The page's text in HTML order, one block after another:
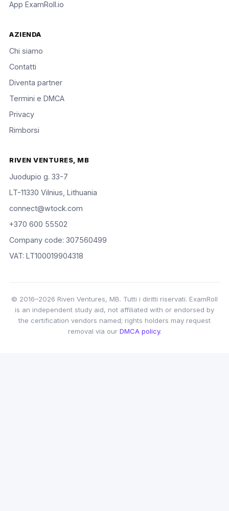
App ExamRoll.io
AZIENDA
Chi siamo
Contatti
Diventa partner
Termini e DMCA
Privacy
Rimborsi
RIVEN VENTURES, MB
Juodupio g. 33-7
LT-11330 Vilnius, Lithuania
connect@wtock.com
+370 600 55502
Company code: 307560499
VAT: LT100019904318
© 2016–2026 Riven Ventures, MB. Tutti i diritti riservati. ExamRoll
is an independent study aid, not affiliated with or endorsed by
the certification vendors named; rights holders may request
removal via our DMCA policy.